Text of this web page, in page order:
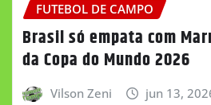
FUTEBOL DE CAMPO
Brasil só empata com
da Copa do Mundo 2026
Vilson Zeni jun 13,